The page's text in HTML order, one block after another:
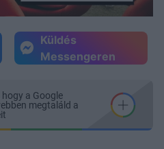
Küldés
Messengeren
hogy a Google
megtaláld a